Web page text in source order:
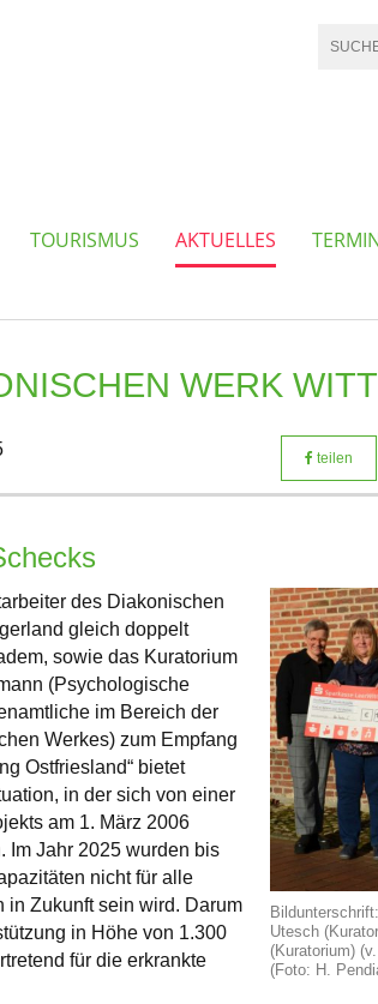
TOURISMUS AKTUELLES
WERK
teilen
Utesch
(Kuratorium)
(Foto: H.
des Diakonischen
gleich doppelt
sowie das Kuratorium
(Psychologische
im Bereich der
Werkes) zum Empfang
Ostfriesland“ bietet
in der sich von einer
am 1. März 2006
Im Jahr 2025 wurden bis
nicht für alle
in Zukunft sein wird. Darum
in Höhe von 1.300
für die erkrankte